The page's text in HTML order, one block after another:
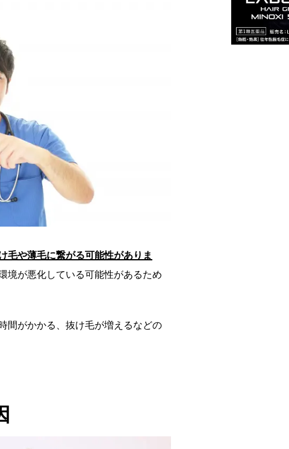
毛や薄毛に繋がる可能性がありま
境が悪化している可能性があるため
間がかかる、抜け毛が増えるなどの